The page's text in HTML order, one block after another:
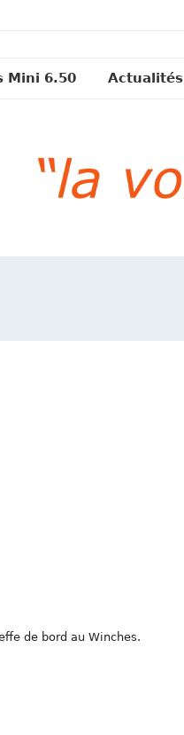
Mini 6.50 Actualités
de bord au Winches.